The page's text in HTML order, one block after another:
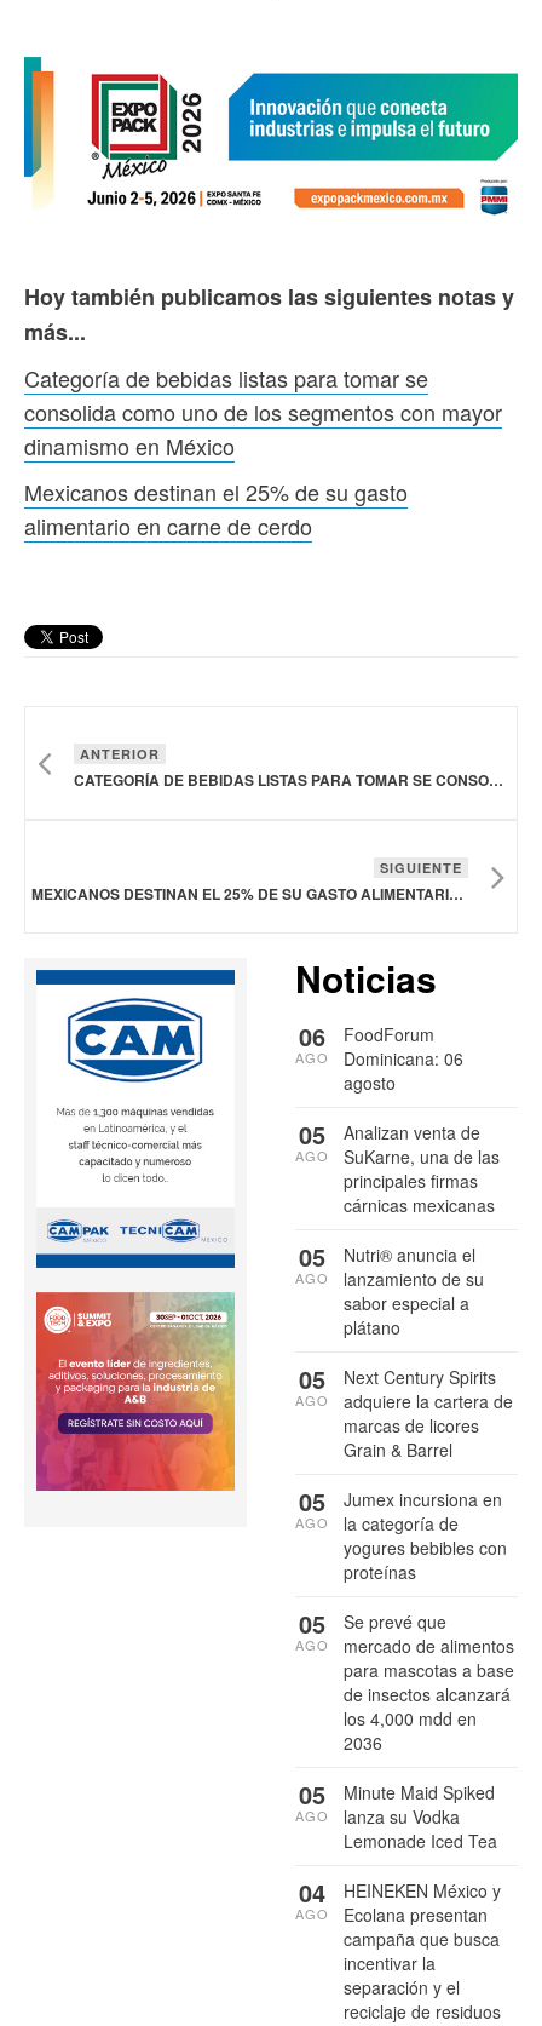
Hoy también publicamos las siguientes notas y
más...
Categoría de bebidas listas para tomar se
consolida como uno de los segmentos con mayor
dinamismo en México
Mexicanos destinan el 25% de su gasto
alimentario en carne de cerdo
ANTERIOR
CATEGORÍA DE BEBIDAS LISTAS PARA TOMAR SE CONSOLIDA COMO UNO DE LOS SEGMENTOS CON MAYOR DINAMISMO EN MÉXICO
SIGUIENTE
MEXICANOS DESTINAN EL 25% DE SU GASTO ALIMENTARIO EN CARNE DE CERDO
Noticias
FoodForum
Dominicana: 06
agosto
06
AGO
Analizan venta de
SuKarne, una de las
principales firmas
cárnicas mexicanas
05
AGO
Nutri® anuncia el
lanzamiento de su
sabor especial a
plátano
05
AGO
Next Century Spirits
adquiere la cartera de
marcas de licores
Grain & Barrel
05
AGO
Jumex incursiona en
la categoría de
yogures bebibles con
proteínas
05
AGO
Se prevé que
mercado de alimentos
para mascotas a base
de insectos alcanzará
los 4,000 mdd en
2036
05
AGO
Minute Maid Spiked
lanza su Vodka
Lemonade Iced Tea
05
AGO
HEINEKEN México y
Ecolana presentan
campaña que busca
incentivar la
separación y el
reciclaje de residuos
04
AGO